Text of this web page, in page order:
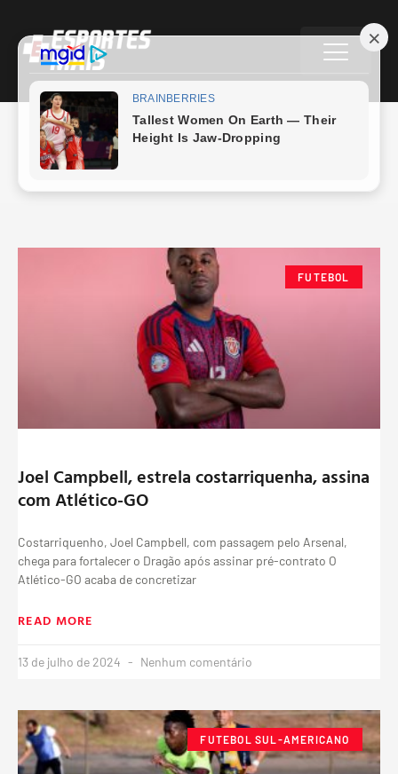
FUTEBOL
Joel Campbell, estrela costarriquenha, assina
com Atlético-GO
Costarriquenho, Joel Campbell, com passagem pelo Arsenal,
chega para fortalecer o Dragão após assinar pré-contrato O
Atlético-GO acaba de concretizar
READ MORE
13 de julho de 2024 Nenhum comentário
FUTEBOL SUL-AMERICANO